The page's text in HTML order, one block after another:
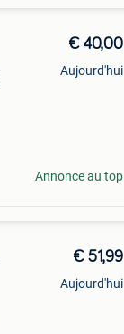
€ 40,00
Aujourd'hui
Annonce au top
€ 51,99
Aujourd'hui